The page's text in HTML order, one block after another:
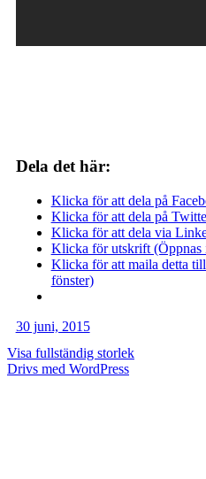
Dela det här:
Klicka för att dela på
Klicka för att dela på
Klicka för att dela via
Klicka för utskrift (Öppnas
Klicka för att maila detta
fönster)
30 juni, 2015
Visa fullständig storlek
Drivs med WordPress